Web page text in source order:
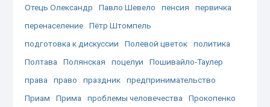
Отець Олександр
Павло Шевело пенсия
первичка
перенаселение
Пётр Штомпель
подготовка к дискуссии
Полевой цветок
политика
Полтава
Полянская поцелуи
Пошивайло-Таулер
права
право праздник
предпринимательство
Приам
Прима проблемы человечества
Прокопенко